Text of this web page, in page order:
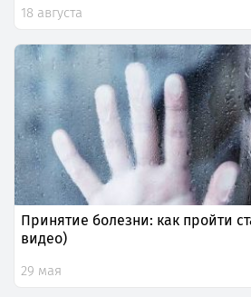
18 августа
Принятие болезни: как пройти
видео)
29 мая